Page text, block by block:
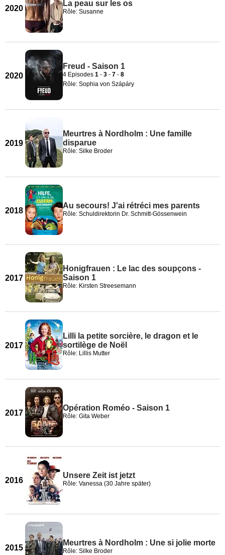
2020
La peau sur les os
Rôle: Susanne
2020
Freud - Saison 1
4 Episodes 1 - 3 - 7 - 8
Rôle: Sophia von Szápáry
2019
Meurtres à Nordholm : Une famille
disparue
Rôle: Silke Broder
2018
Au secours! J'ai rétréci mes parents
Rôle: Schuldirektorin Dr. Schmitt-Gössenwein
2017
Honigfrauen : Le lac des soupçons -
Saison 1
Rôle: Kirsten Streesemann
2017
Lilli la petite sorcière, le dragon et le
sortilège de Noël
Rôle: Lillis Mutter
2017
Opération Roméo - Saison 1
Rôle: Gita Weber
2016
Unsere Zeit ist jetzt
Rôle: Vanessa (30 Jahre später)
2015
Meurtres à Nordholm : Une si jolie morte
Rôle: Silke Broder